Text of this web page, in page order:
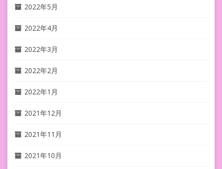
2022年5月
2022年4月
2022年3月
2022年2月
2022年1月
2021年12月
2021年11月
2021年10月